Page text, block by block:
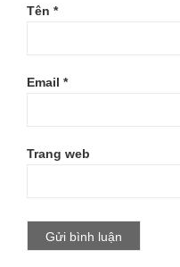
Tên *
Email *
Trang web